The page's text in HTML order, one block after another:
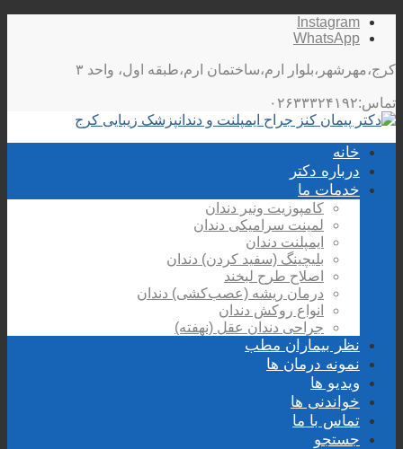
Instagram
WhatsApp
کرج،مهرشهر،بلوار ارم،ساختمان ارم،طبقه اول، واحد ۳
تماس:۰۲۶۳۳۳۲۴۱۹۲
خانه
درباره دکتر
خدمات ما
کامپوزیت ونیر دندان
لمینت سرامیکی دندان
ایمپلنت دندان
بلیچینگ (سفید کردن) دندان
اصلاح طرح لبخند
درمان ریشه (عصب‌کشی) دندان
انواع روکش دندان
جراحی دندان عقل (نهفته)
نظر بیماران مطب
نمونه درمان ها
ویدیو ها
خواندنی ها
تماس با ما
جستجو